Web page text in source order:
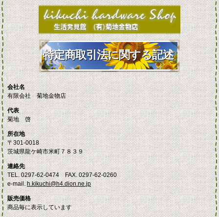
特定商取引法に関する記述
会社名
有限会社 菊地金物店
代表
菊地 啓
所在地
〒301-0018
茨城県龍ケ崎市米町７８３９
連絡先
TEL. 0297-62-0474 FAX. 0297-62-0260
e-mail.h.kikuchi@h4.dion.ne.jp
販売価格
商品毎に表示しています